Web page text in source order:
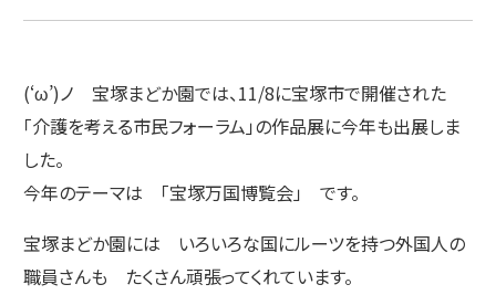
(‘ω’)ノ 宝塚まどか園では、11/8に宝塚市で開催された
「介護を考える市民フォーラム」の作品展に今年も出展しま
した。
今年のテーマは 「宝塚万国博覧会」 です。
宝塚まどか園には いろいろな国にルーツを持つ外国人の
職員さんも たくさん頑張ってくれています。